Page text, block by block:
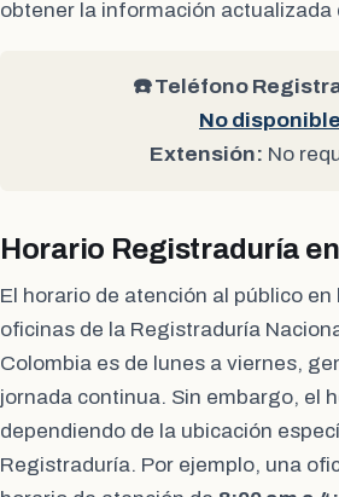
obtener la información actualizada
☎️ Teléfono
No disponible
Extensión: No
Horario Registraduría
El horario de atención al público en
oficinas de la Registraduría
Colombia es de lunes a viernes,
jornada continua. Sin embargo, el
dependiendo de la ubicación
Registraduría. Por ejemplo, una